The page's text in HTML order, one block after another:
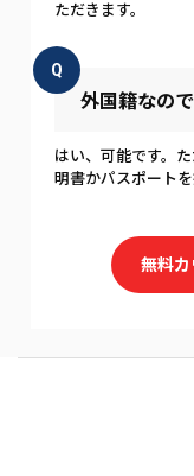
ただきます。
Q
外国籍なの
はい、可能です。
明書かパスポート
無料